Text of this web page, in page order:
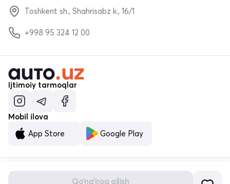
Qo'ng'iroq qilish
Toshkent sh., Shahrisabz k., 16/1
+998 95 324 12 00
Ijtimoiy tarmoqlar
Mobil ilova
App Store
Google Play